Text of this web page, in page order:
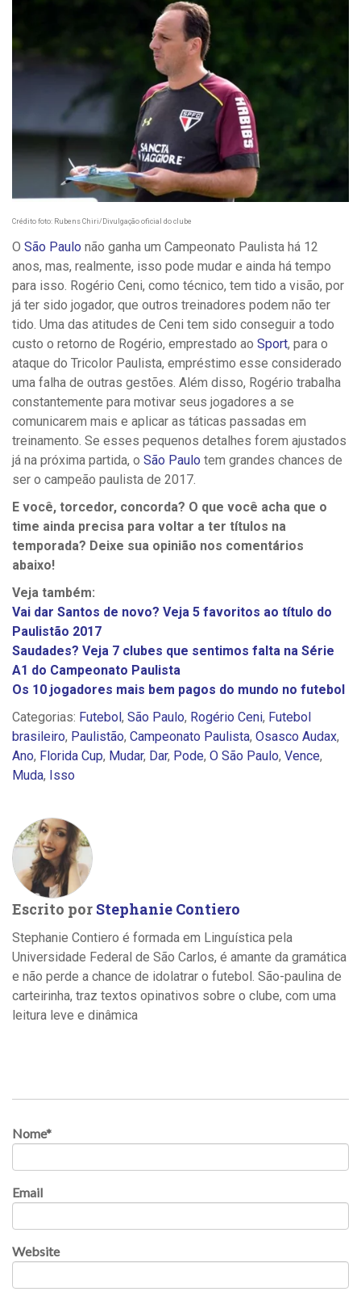
Crédito foto: Rubens Chiri/Divulgação oficial do clube
O São Paulo não ganha um Campeonato Paulista há 12
anos, mas, realmente, isso pode mudar e ainda há tempo
para isso. Rogério Ceni, como técnico, tem tido a visão, por
já ter sido jogador, que outros treinadores podem não ter
tido. Uma das atitudes de Ceni tem sido conseguir a todo
custo o retorno de Rogério, emprestado ao Sport, para o
ataque do Tricolor Paulista, empréstimo esse considerado
uma falha de outras gestões. Além disso, Rogério trabalha
constantemente para motivar seus jogadores a se
comunicarem mais e aplicar as táticas passadas em
treinamento. Se esses pequenos detalhes forem ajustados
já na próxima partida, o São Paulo tem grandes chances de
ser o campeão paulista de 2017.
E você, torcedor, concorda? O que você acha que o
time ainda precisa para voltar a ter títulos na
temporada? Deixe sua opinião nos comentários
abaixo!
Veja também:
Vai dar Santos de novo? Veja 5 favoritos ao título do
Paulistão 2017
Saudades? Veja 7 clubes que sentimos falta na Série
A1 do Campeonato Paulista
Os 10 jogadores mais bem pagos do mundo no futebol
Categorias: Futebol , São Paulo, Rogério Ceni, Futebol
brasileiro, Paulistão, Campeonato Paulista, Osasco Audax,
Ano, Florida Cup, Mudar, Dar, Pode, O São Paulo, Vence,
Muda, Isso
Escrito por Stephanie Contiero
Stephanie Contiero é formada em Linguística pela
Universidade Federal de São Carlos, é amante da gramática
e não perde a chance de idolatrar o futebol. São-paulina de
carteirinha, traz textos opinativos sobre o clube, com uma
leitura leve e dinâmica
Nome*
Email
Website